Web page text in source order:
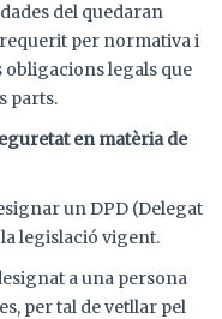
del quedaran
per normativa i
obligacions legals que
parts.
en matèria de
un DPD (Delegat
legislació vigent.
a una persona
per tal de vetllar pel